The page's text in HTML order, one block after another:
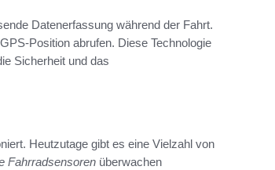
Datenerfassung während der Fahrt.
Position abrufen. Diese Technologie
Sicherheit und das
Heutzutage gibt es eine Vielzahl von
Fahrradsensoren überwachen